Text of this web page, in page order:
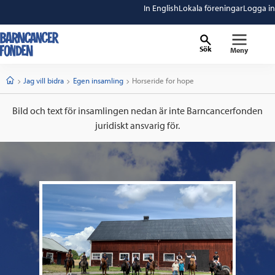
In EnglishLokala föreningarLogga in
Sök Meny
StartJag vill bidra Egen insamling Current:
Horseride for hope
Bild och text för insamlingen nedan är inte Barncancerfonden
juridiskt ansvarig för.